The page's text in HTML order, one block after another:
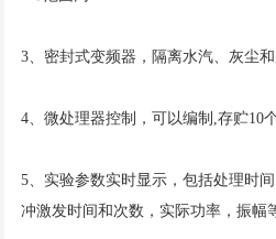
3、密封式变频器，隔离水汽、灰尘
4、微处理器控制，可以编制,存贮10
5、实验参数实时显示，包括处理时
冲激发时间和次数，实际功率，振幅